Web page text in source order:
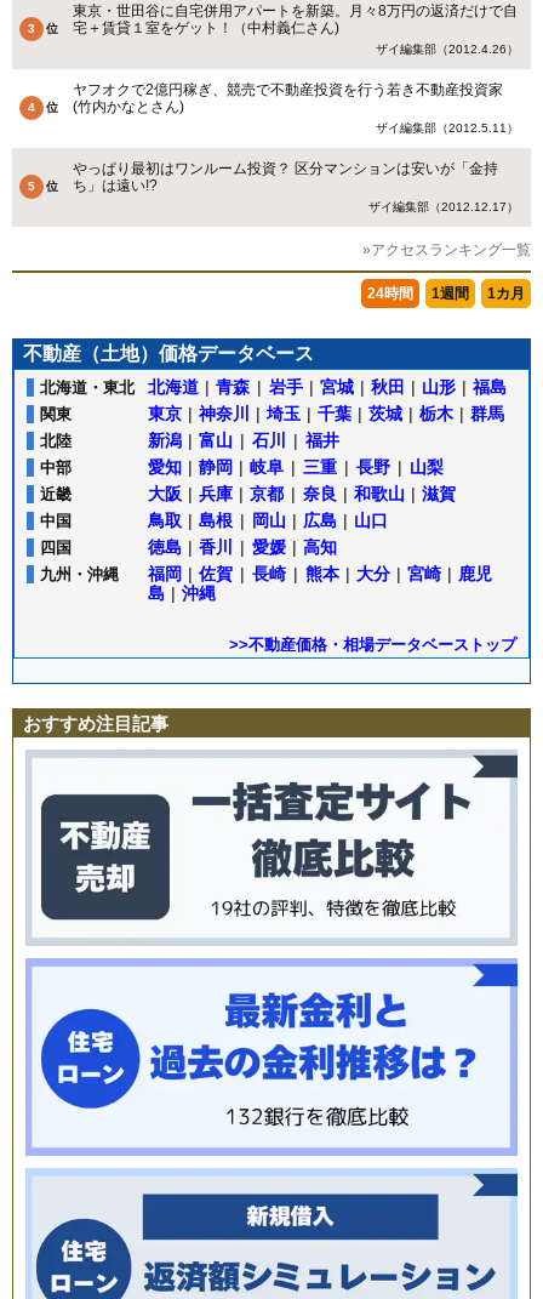
東京・世田谷に自宅併用アパートを新築。月々8万円の返済だけで自
宅＋賃貸１室をゲット！（中村義仁さん)
ザイ編集部（2012.4.26）
ヤフオクで2億円稼ぎ、競売で不動産投資を行う若き不動産投資家
(竹内かなとさん)
ザイ編集部（2012.5.11）
やっぱり最初はワンルーム投資？ 区分マンションは安いが「金持
ち」は遠い!?
ザイ編集部（2012.12.17）
»アクセスランキング一覧
24時間 1週間 1カ月
不動産（土地）価格データベース
北海道・東北 北海道 | 青森 | 岩手 | 宮城 | 秋田 | 山形 | 福島
関東 東京 | 神奈川 | 埼玉 | 千葉 | 茨城 | 栃木 | 群馬
北陸 新潟 | 富山 | 石川 | 福井
中部 愛知 | 静岡 | 岐阜 | 三重 | 長野 | 山梨
近畿 大阪 | 兵庫 | 京都 | 奈良 | 和歌山 | 滋賀
中国 鳥取 | 島根 | 岡山 | 広島 | 山口
四国 徳島 | 香川 | 愛媛 | 高知
九州・沖縄 福岡 | 佐賀 | 長崎 | 熊本 | 大分 | 宮崎 | 鹿児
島 | 沖縄
>>不動産価格・相場データベーストップ
おすすめ注目記事